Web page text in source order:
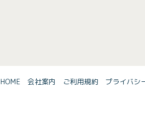
HOME 会社案内 ご利用規約 プライバシ